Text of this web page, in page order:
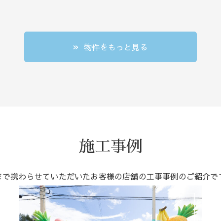
物件をもっと見る
施工事例
で携わらせていただいたお客様の店舗の工事事例のご紹介で